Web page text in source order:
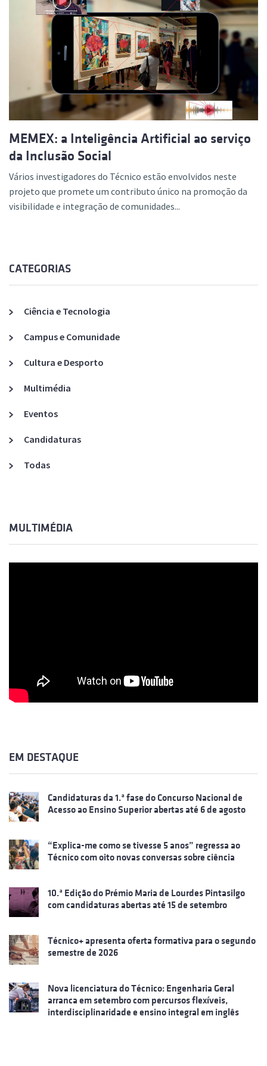
MEMEX: a Inteligência Artificial ao serviço
da Inclusão Social
Vários investigadores do Técnico estão envolvidos neste
projeto que promete um contributo único na promoção da
visibilidade e integração de comunidades...
CATEGORIAS
Ciência e Tecnologia
Campus e Comunidade
Cultura e Desporto
Multimédia
Eventos
Candidaturas
Todas
MULTIMÉDIA
EM DESTAQUE
Candidaturas da 1.ª fase do Concurso Nacional de
Acesso ao Ensino Superior abertas até 6 de agosto
“Explica-me como se tivesse 5 anos” regressa ao
Técnico com oito novas conversas sobre ciência
10.ª Edição do Prémio Maria de Lourdes Pintasilgo
com candidaturas abertas até 15 de setembro
Técnico+ apresenta oferta formativa para o segundo
semestre de 2026
Nova licenciatura do Técnico: Engenharia Geral
arranca em setembro com percursos flexíveis,
interdisciplinaridade e ensino integral em inglês